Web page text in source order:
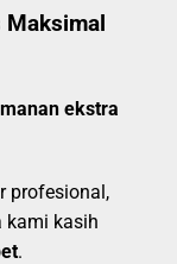
ekstra
profesional,
kami kasih
.